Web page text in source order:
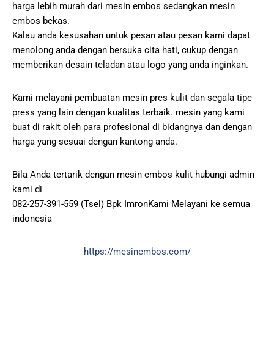
harga lebih murah dari mesin embos sedangkan mesin
embos bekas.
Kalau anda kesusahan untuk pesan atau pesan kami dapat
menolong anda dengan bersuka cita hati, cukup dengan
memberikan desain teladan atau logo yang anda inginkan.
Kami melayani pembuatan mesin pres kulit dan segala tipe
press yang lain dengan kualitas terbaik. mesin yang kami
buat di rakit oleh para profesional di bidangnya dan dengan
harga yang sesuai dengan kantong anda.
Bila Anda tertarik dengan mesin embos kulit hubungi admin
kami di
082-257-391-559 (Tsel) Bpk ImronKami Melayani ke semua
indonesia
https://mesinembos.com/